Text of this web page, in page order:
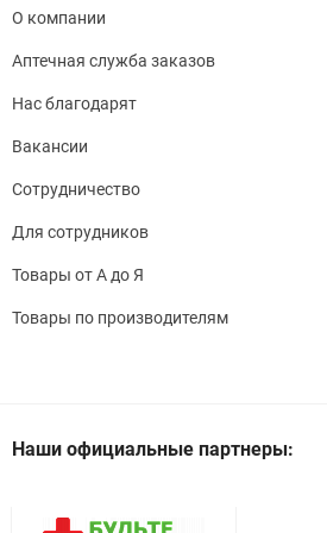
О компании
Аптечная служба заказов
Нас благодарят
Вакансии
Сотрудничество
Для сотрудников
Товары от А до Я
Товары по производителям
Наши официальные партнеры: